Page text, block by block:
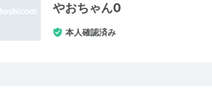
やおちゃん0
本人確認済み